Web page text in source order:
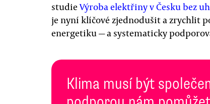
studieVýroba elektřiny v Česku bez
je nyní klíčové zjednodušit a zrychlit
energetiku — a systematicky
Klima musí být